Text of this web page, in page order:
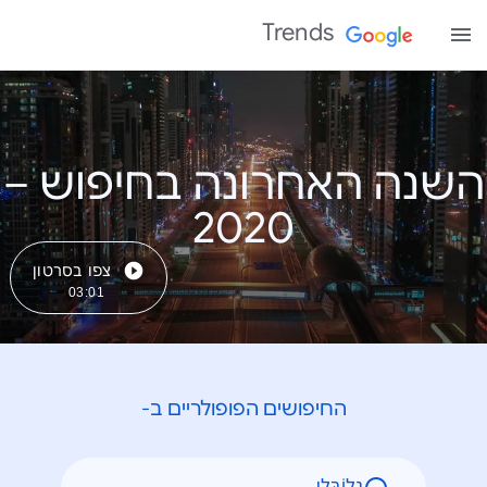
Trends
השנה האחרונה בחיפוש –
צפו בסרטון
03:01
החיפושים הפופולריים ב-